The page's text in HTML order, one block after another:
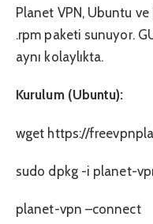
Planet VPN, Ubuntu
.rpm paketi sunuyor.
aynı kolaylıkta.
Kurulum (Ubuntu):
wget https://
sudo dpkg -i planet-
planet-vpn –connect